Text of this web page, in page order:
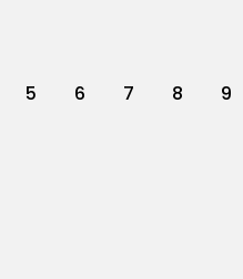
5 6 7 8 9